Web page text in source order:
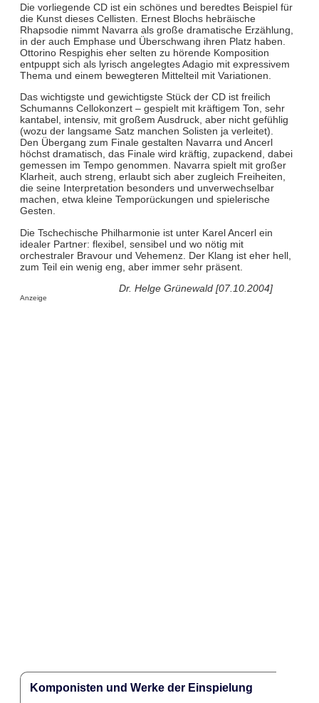
Die vorliegende CD ist ein schönes und beredtes Beispiel für
die Kunst dieses Cellisten. Ernest Blochs hebräische
Rhapsodie nimmt Navarra als große dramatische Erzählung,
in der auch Emphase und Überschwang ihren Platz haben.
Ottorino Respighis eher selten zu hörende Komposition
entpuppt sich als lyrisch angelegtes Adagio mit expressivem
Thema und einem bewegteren Mittelteil mit Variationen.
Das wichtigste und gewichtigste Stück der CD ist freilich
Schumanns Cellokonzert – gespielt mit kräftigem Ton, sehr
kantabel, intensiv, mit großem Ausdruck, aber nicht gefühlig
(wozu der langsame Satz manchen Solisten ja verleitet).
Den Übergang zum Finale gestalten Navarra und Ancerl
höchst dramatisch, das Finale wird kräftig, zupackend, dabei
gemessen im Tempo genommen. Navarra spielt mit großer
Klarheit, auch streng, erlaubt sich aber zugleich Freiheiten,
die seine Interpretation besonders und unverwechselbar
machen, etwa kleine Temporückungen und spielerische
Gesten.
Die Tschechische Philharmonie ist unter Karel Ancerl ein
idealer Partner: flexibel, sensibel und wo nötig mit
orchestraler Bravour und Vehemenz. Der Klang ist eher hell,
zum Teil ein wenig eng, aber immer sehr präsent.
Dr. Helge Grünewald [07.10.2004]
Anzeige
Komponisten und Werke der Einspielung